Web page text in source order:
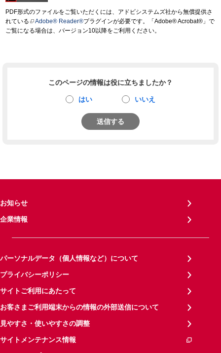
PDF形式のファイルをご覧いただくには、アドビシステムズ社から無償提供さ
れている
Adobe® Reader®プラグインが必要です。「Adobe® Acrobat®」で
ご覧になる場合は、バージョン10以降をご利用ください。
このページの情報は役に立ちましたか？
はい いいえ
送信する
お知らせ
企業情報
パーソナルデータ（個人情報など）について
プライバシーポリシー
サイトご利用にあたって
お客さまご利用端末からの情報の外部送信について
見やすさ・使いやすさの調整
サイトメンテナンス情報